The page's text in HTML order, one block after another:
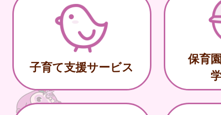
子育て支援サービス
保育